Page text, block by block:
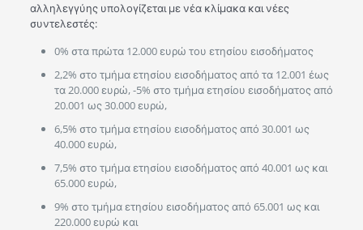
αλληλεγγύης υπολογίζεται με νέα κλίμακα και νέες
συντελεστές:
0% στα πρώτα 12.000 ευρώ του ετησίου εισοδήματος
2,2% στο τμήμα ετησίου εισοδήματος από τα 12.001 έως
τα 20.000 ευρώ, -5% στο τμήμα ετησίου εισοδήματος από
20.001 ως 30.000 ευρώ,
6,5% στο τμήμα ετησίου εισοδήματος από 30.001 ως
40.000 ευρώ,
7,5% στο τμήμα ετησίου εισοδήματος από 40.001 ως και
65.000 ευρώ,
9% στο τμήμα ετησίου εισοδήματος από 65.001 ως και
220.000 ευρώ και